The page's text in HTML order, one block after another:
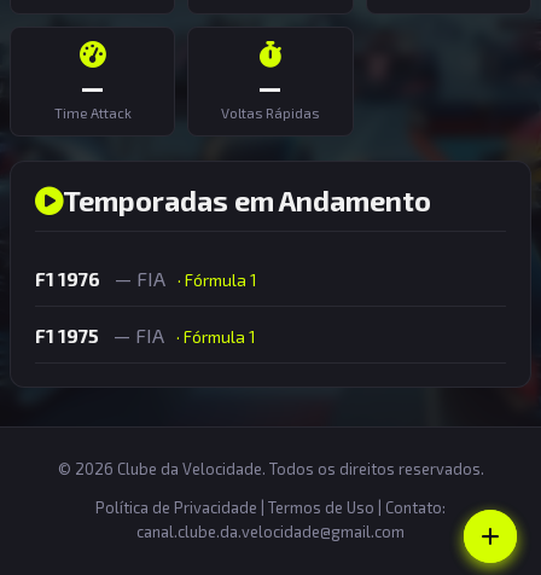
—
Time Attack
—
Voltas Rápidas
Temporadas em Andamento
F1 1976 — FIA · Fórmula 1
F1 1975 — FIA · Fórmula 1
© 2026 Clube da Velocidade. Todos os direitos reservados.
Política de Privacidade
Termos de Uso | Contato:
canal.clube.da.velocidade@gmail.com